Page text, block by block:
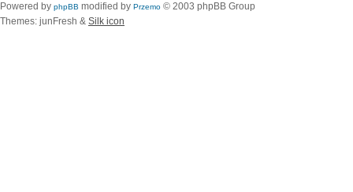
Powered by phpBB modified by Przemo © 2003 phpBB Group
Themes: junFresh & Silk icon